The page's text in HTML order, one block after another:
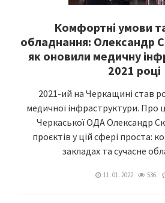
Комфортні умови
обладнання: Олександр
як оновили медичну
2021 році
2021-ий на Черкащині став
медичної інфраструктури. Про
Черкаської ОДА Олександр
проєктів у цій сфері проста:
закладах та сучасне
11. 01. 2022 536